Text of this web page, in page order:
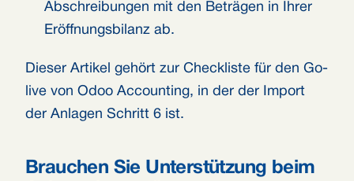
Abschreibungen mit den Beträgen in Ihrer
Eröffnungsbilanz ab.
Dieser Artikel gehört zur Checkliste für den Go-
live von Odoo Accounting, in der der Import
der Anlagen Schritt 6 ist.
Brauchen Sie Unterstützung beim